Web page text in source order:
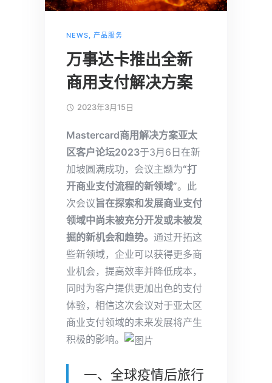
NEWS, 产品服务
万事达卡推出全新
商用支付解决方案
2023年3月15日
Mastercard商用解决方案亚太
区客户论坛2023于3月6日在新
加坡圆满成功，会议主题为“打
开商业支付流程的新领域”。此
次会议旨在探索和发展商业支付
领域中尚未被充分开发或未被发
掘的新机会和趋势。 通过开拓这
些新领域，企业可以获得更多商
业机会，提高效率并降低成本，
同时为客户提供更加出色的支付
体验，相信这次会议对于亚太区
商业支付领域的未来发展将产生
积极的影响。
一、全球疫情后旅行